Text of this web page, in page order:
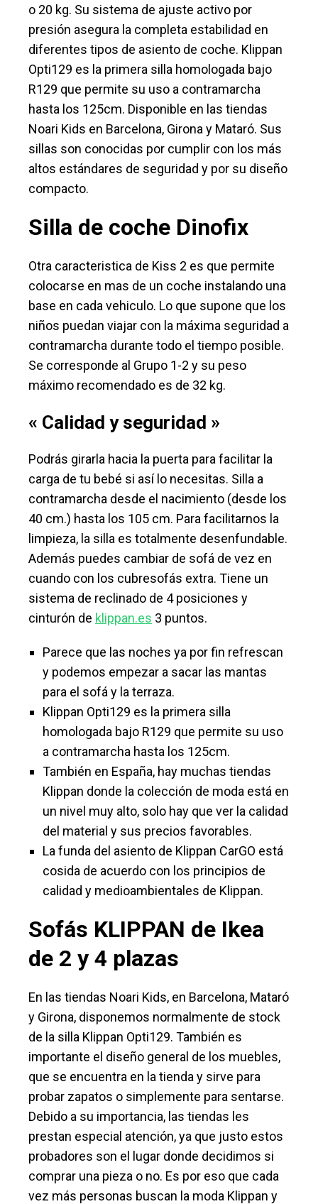
o 20 kg. Su sistema de ajuste activo por
presión asegura la completa estabilidad en
diferentes tipos de asiento de coche. Klippan
Opti129 es la primera silla homologada bajo
R129 que permite su uso a contramarcha
hasta los 125cm. Disponible en las tiendas
Noari Kids en Barcelona, Girona y Mataró. Sus
sillas son conocidas por cumplir con los más
altos estándares de seguridad y por su diseño
compacto.
Silla de coche Dinofix
Otra caracteristica de Kiss 2 es que permite
colocarse en mas de un coche instalando una
base en cada vehiculo. Lo que supone que los
niños puedan viajar con la máxima seguridad a
contramarcha durante todo el tiempo posible.
Se corresponde al Grupo 1-2 y su peso
máximo recomendado es de 32 kg.
« Calidad y seguridad »
Podrás girarla hacia la puerta para facilitar la
carga de tu bebé si así lo necesitas. Silla a
contramarcha desde el nacimiento (desde los
40 cm.) hasta los 105 cm. Para facilitarnos la
limpieza, la silla es totalmente desenfundable.
Además puedes cambiar de sofá de vez en
cuando con los cubresofás extra. Tiene un
sistema de reclinado de 4 posiciones y
cinturón de klippan.es 3 puntos.
Parece que las noches ya por fin refrescan
y podemos empezar a sacar las mantas
para el sofá y la terraza.
Klippan Opti129 es la primera silla
homologada bajo R129 que permite su uso
a contramarcha hasta los 125cm.
También en España, hay muchas tiendas
Klippan donde la colección de moda está en
un nivel muy alto, solo hay que ver la calidad
del material y sus precios favorables.
La funda del asiento de Klippan CarGO está
cosida de acuerdo con los principios de
calidad y medioambientales de Klippan.
Sofás KLIPPAN de Ikea
de 2 y 4 plazas
En las tiendas Noari Kids, en Barcelona, Mataró
y Girona, disponemos normalmente de stock
de la silla Klippan Opti129. También es
importante el diseño general de los muebles,
que se encuentra en la tienda y sirve para
probar zapatos o simplemente para sentarse.
Debido a su importancia, las tiendas les
prestan especial atención, ya que justo estos
probadores son el lugar donde decidimos si
comprar una pieza o no. Es por eso que cada
vez más personas buscan la moda Klippan y